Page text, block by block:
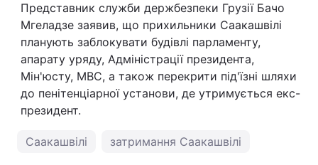
Представник служби держбезпеки Грузії Бачо
Мгеладзе заявив, що прихильники Саакашвілі
планують заблокувати будівлі парламенту,
апарату уряду, Адміністрації президента,
Мін'юсту, МВС, а також перекрити під'їзні шляхи
до пенітенціарної установи, де утримується екс-
президент.
Саакашвілі затримання Саакашвілі